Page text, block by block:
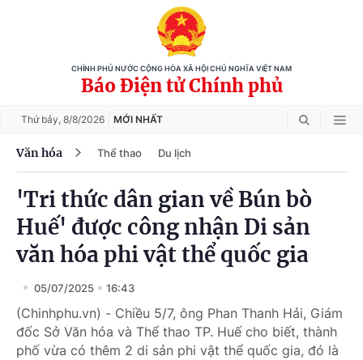
CHÍNH PHỦ NƯỚC CỘNG HÒA XÃ HỘI CHỦ NGHĨA VIỆT NAM
Báo Điện tử Chính phủ
Thứ bảy, 8/8/2026 MỚI NHẤT
Văn hóa Thể thao Du lịch
'Tri thức dân gian về Bún bò
Huế' được công nhận Di sản
văn hóa phi vật thể quốc gia
05/07/2025 16:43
(Chinhphu.vn) - Chiều 5/7, ông Phan Thanh Hải, Giám
đốc Sở Văn hóa và Thể thao TP. Huế cho biết, thành
phố vừa có thêm 2 di sản phi vật thể quốc gia, đó là